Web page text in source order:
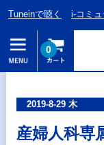
Tuneinで聴く i-コミュ
0
2019-8-29 木
産婦人科専